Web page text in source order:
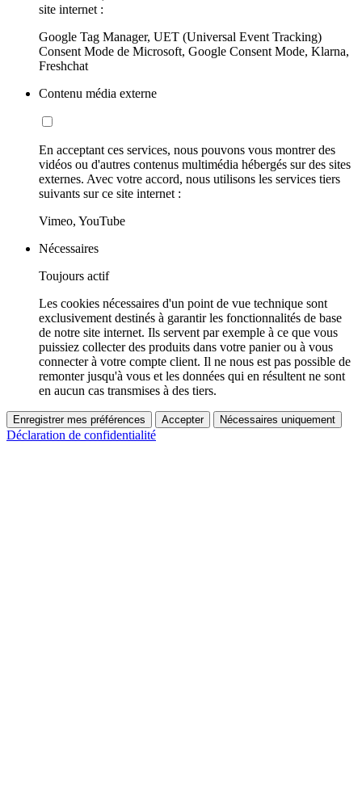
site internet :
Google Tag Manager, UET (Universal Event Tracking)
Consent Mode de Microsoft, Google Consent Mode, Klarna,
Freshchat
Contenu média externe
En acceptant ces services, nous pouvons vous montrer des
vidéos ou d'autres contenus multimédia hébergés sur des sites
externes. Avec votre accord, nous utilisons les services tiers
suivants sur ce site internet :
Vimeo, YouTube
Nécessaires
Toujours actif
Les cookies nécessaires d'un point de vue technique sont
exclusivement destinés à garantir les fonctionnalités de base
de notre site internet. Ils servent par exemple à ce que vous
puissiez collecter des produits dans votre panier ou à vous
connecter à votre compte client. Il ne nous est pas possible de
remonter jusqu'à vous et les données qui en résultent ne sont
en aucun cas transmises à des tiers.
Enregistrer mes préférences Accepter Nécessaires uniquement
Déclaration de confidentialité